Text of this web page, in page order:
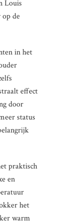
Louis
op de
in het
effect
door
status
praktisch
en
het
warm